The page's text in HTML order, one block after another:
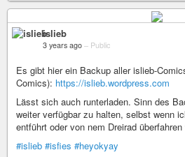
islieb
3 years ago – Public
Es gibt hier ein Backup aller islieb-
Comics): https://islieb.wordpress.com
Lässt sich auch runterladen. Sinn des
weiter verfügbar zu halten, selbst wenn
entführt oder von nem Dreirad überfahren
#islieb #isfies #heyokyay